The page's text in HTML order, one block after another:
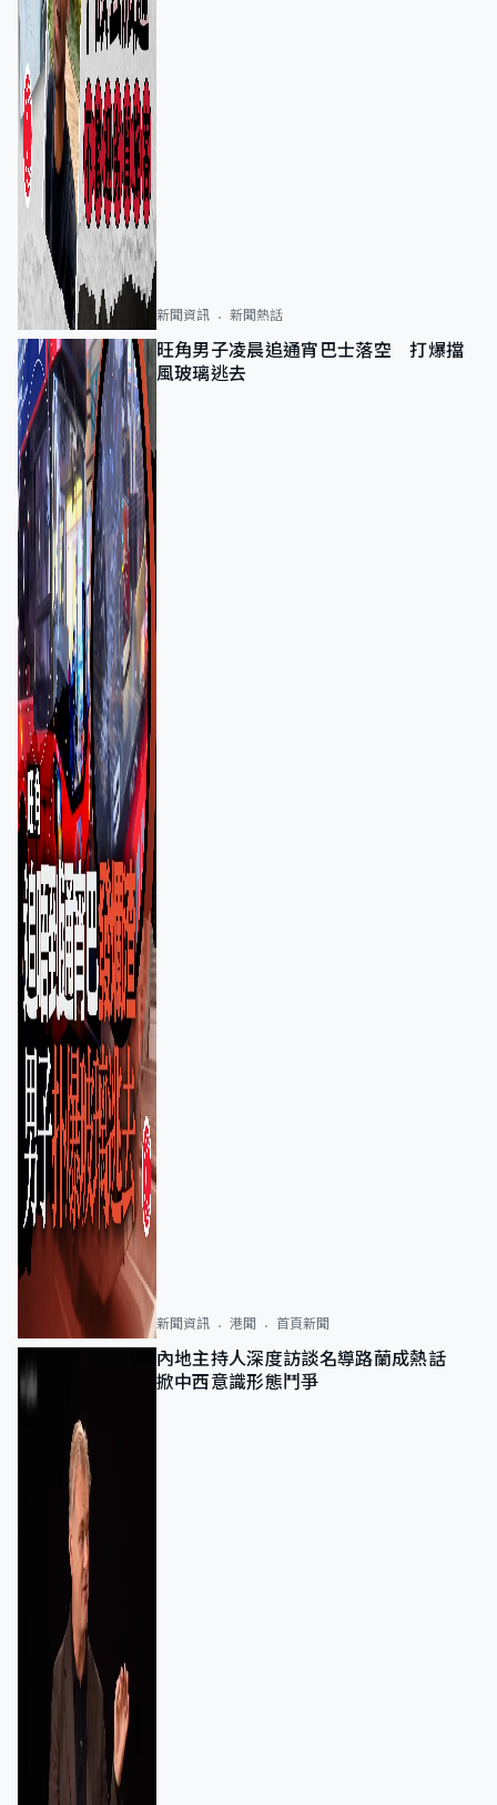
新聞資訊 新聞熱話
旺角男子凌晨追通宵巴士落空 打爆擋
風玻璃逃去
新聞資訊 港聞 首頁新聞
內地主持人深度訪談名導路蘭成熱話
掀中西意識形態鬥爭